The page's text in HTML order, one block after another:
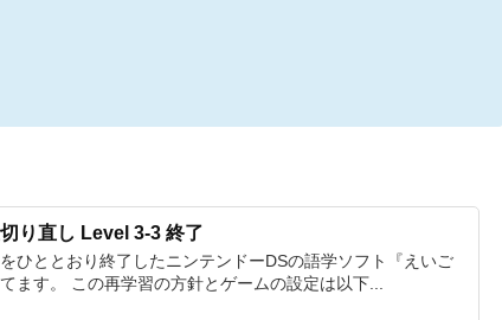
り直し Level 3-3 終了
ひととおり終了したニンテンドーDSの語学ソフト『えいご
ます。 この再学習の方針とゲームの設定は以下...